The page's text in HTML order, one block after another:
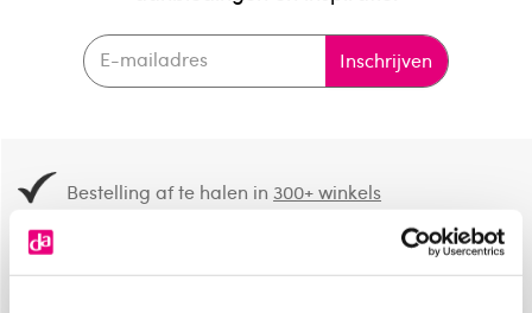
Inschrijven
Bestelling af te halen in300+ winkels